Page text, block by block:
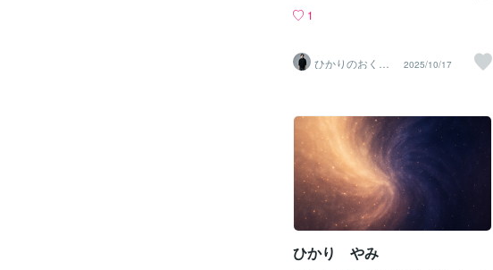
共にあります。》
現在 未来 折り畳まれた時の螺旋がわ
能性がひらき永遠が 静かに微笑む〜コ
トノハのしずく〜あなたの体験に祝福が
1
ひかりのおくり
て〜SinMa〜
2025/10/17
ひかり やみ